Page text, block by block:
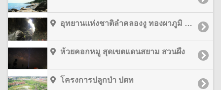
อุทยานแห่งชาติลำคลองงู ทองผาภูมิ กาญจนบุรี กาญจนบุรี
ห้วยคอกหมู สุดเขตแดนสยาม สวนผึ้ง
โครงการปลูกป่า ปตท